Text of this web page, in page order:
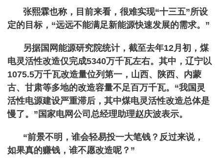
张熙霖也称，目前来看，很难实现“十三五”所设
定的目标，“远远不能满足新能源快速发展的需求。”
另据国网能源研究院统计，截至去年12月初，煤
电灵活性改造仅完成5340万千瓦左右。其中，辽宁以
1075.5万千瓦改造量位列第一，山西、陕西、内蒙
古、甘肃等多地的改造容量不足百万千瓦。“我国灵
活性电源建设严重滞后，其中煤电灵活性改造总体是
慢了。”国家电网公司总经理助理赵庆波表示。
“前景不明，谁会轻易投一大笔钱？反过来说，
如果真的赚钱，谁不愿改造呢？”